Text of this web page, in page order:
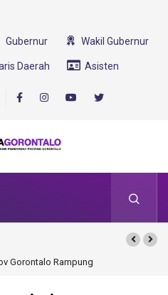
Gubernur Wakil Gubernur
Daerah Asisten
Gorontalo Ikut Dukung Program SMA